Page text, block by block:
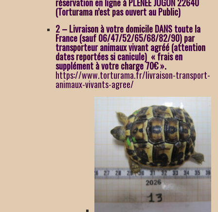
(Torturama n’est pas ouvert au Public)
2 – Livraison à votre domicile DANS toute la
France (sauf 06/47/52/65/68/82/90) par
transporteur animaux vivant agréé (attention
dates reportées si canicule) « frais en
supplément à votre charge 70€ ».
https://www.torturama.fr/livraison-transport-
animaux-vivants-agree/